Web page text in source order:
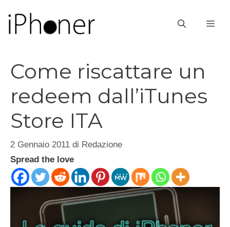
contenuto
Come riscattare un
redeem dall’iTunes
Store ITA
2 Gennaio 2011 di Redazione
Spread the love